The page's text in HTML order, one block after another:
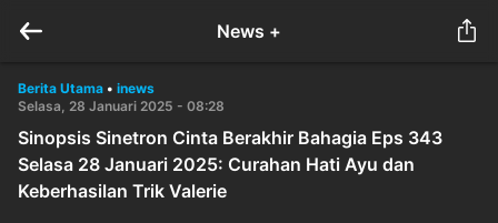
News +
Berita Utama • inews
Selasa, 28 Januari 2025 - 08:28
Sinopsis Sinetron Cinta Berakhir Bahagia Eps 343
Selasa 28 Januari 2025: Curahan Hati Ayu dan
Keberhasilan Trik Valerie